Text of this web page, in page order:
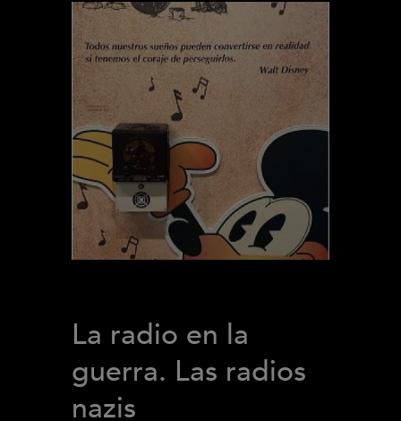
La radio en la
guerra. Las radios
nazis